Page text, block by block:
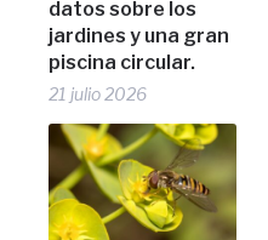
datos sobre los
jardines y una gran
piscina circular.
21 julio 2026